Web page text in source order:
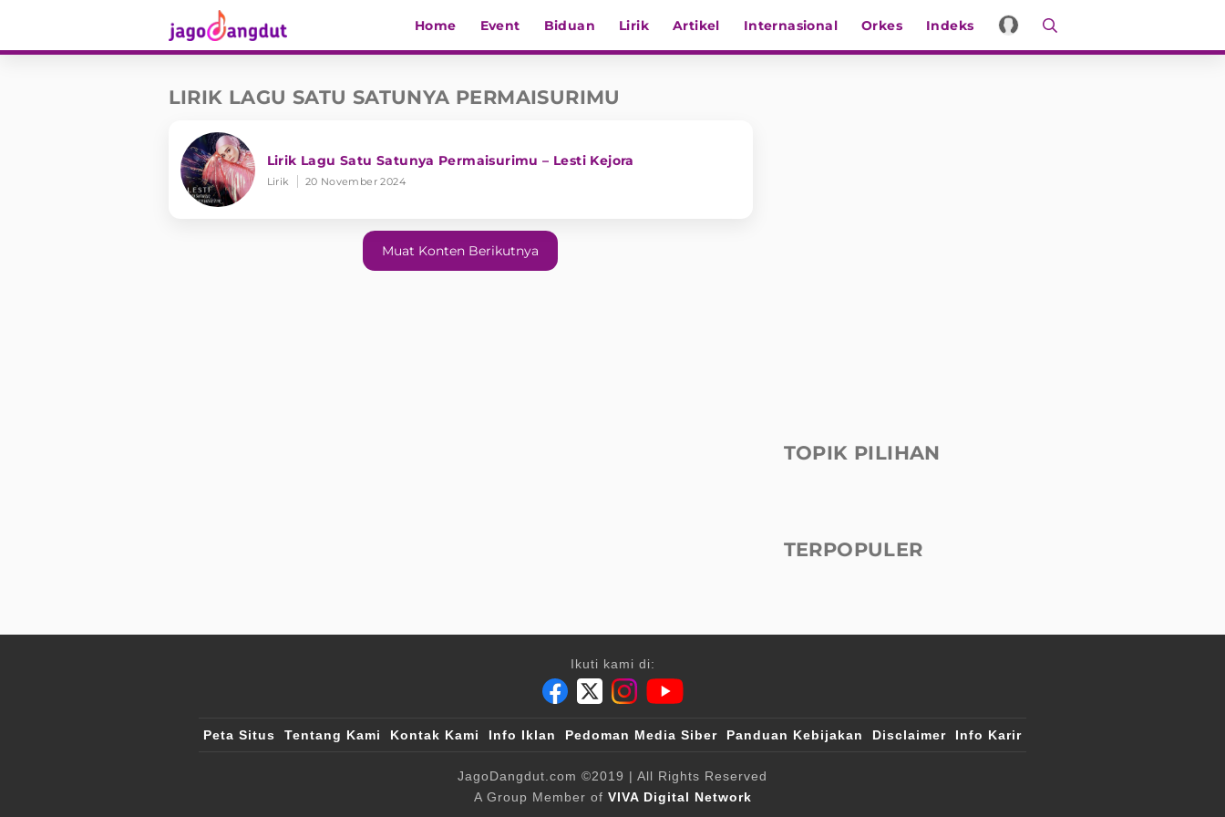
Home Event Biduan Lirik Artikel Internasional Orkes Indeks
LIRIK LAGU SATU SATUNYA PERMAISURIMU
Lirik Lagu Satu Satunya Permaisurimu – Lesti Kejora
Lirik 20 November 2024
Muat Konten Berikutnya
TOPIK PILIHAN
TERPOPULER
Ikuti kami di:
Peta Situs Tentang Kami Kontak Kami Info Iklan Pedoman Media Siber Panduan Kebijakan Disclaimer Info Karir
JagoDangdut.com ©2019 | All Rights Reserved
A Group Member of VIVA Digital Network